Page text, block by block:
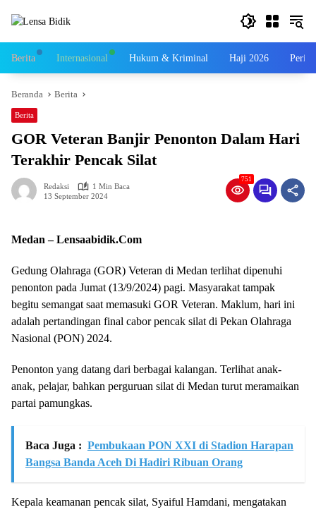
Berita Internasional Hukum & Kriminal Haji 2026
Beranda Berita
Berita
GOR Veteran Banjir Penonton Dalam Hari
Terakhir Pencak Silat
Redaksi
1 Min Baca
13 September 2024
751
Medan – Lensaabidik.Com
Gedung Olahraga (GOR) Veteran di Medan terlihat dipenuhi
penonton pada Jumat (13/9/2024) pagi. Masyarakat tampak
begitu semangat saat memasuki GOR Veteran. Maklum, hari ini
adalah pertandingan final cabor pencak silat di Pekan Olahraga
Nasional (PON) 2024.
Penonton yang datang dari berbagai kalangan. Terlihat anak-
anak, pelajar, bahkan perguruan silat di Medan turut meramaikan
partai pamungkas.
Baca Juga : Pembukaan PON XXI di Stadion Harapan
Bangsa Banda Aceh Di Hadiri Ribuan Orang
Kepala keamanan pencak silat, Syaiful Hamdani, mengatakan